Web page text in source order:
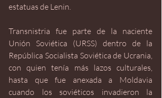
estatuas de Lenin.
Transnistria fue parte de la naciente
Unión Soviética (URSS) dentro de la
República Socialista Soviética de Ucrania,
con quien tenía más lazos culturales,
hasta que fue anexada a Moldavia
cuando los soviéticos invadieron la